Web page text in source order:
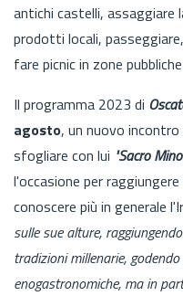
antichi castelli, assaggiare
prodotti locali,
fare picnic in zone
Il programma 2023 di
agosto, un nuovo incontro
sfogliare con lui "Sacro
l'occasione per
conoscere più in generale
sulle sue alture,
tradizioni millenarie,
enogastronomiche, ma in